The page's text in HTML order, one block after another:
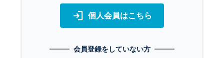
login 個人会員はこちら
会員登録をしていない方